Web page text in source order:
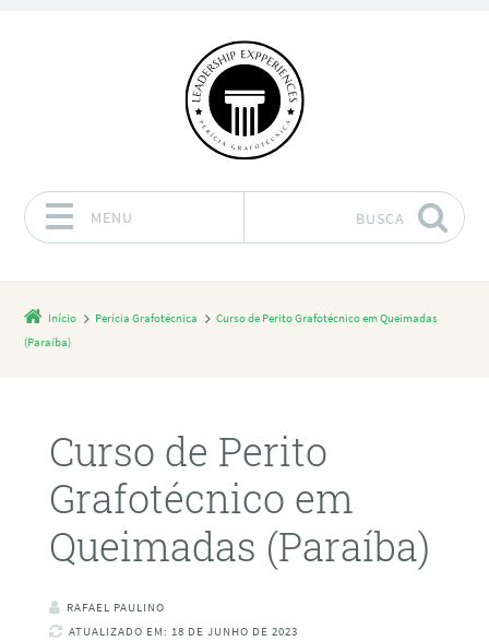
MENU BUSCA
Início Perícia Grafotécnica
Curso de Perito Grafotécnico em Queimadas
(Paraíba)
Curso de Perito
Grafotécnico em
Queimadas (Paraíba)
RAFAEL PAULINO
ATUALIZADO EM: 18 DE JUNHO DE 2023